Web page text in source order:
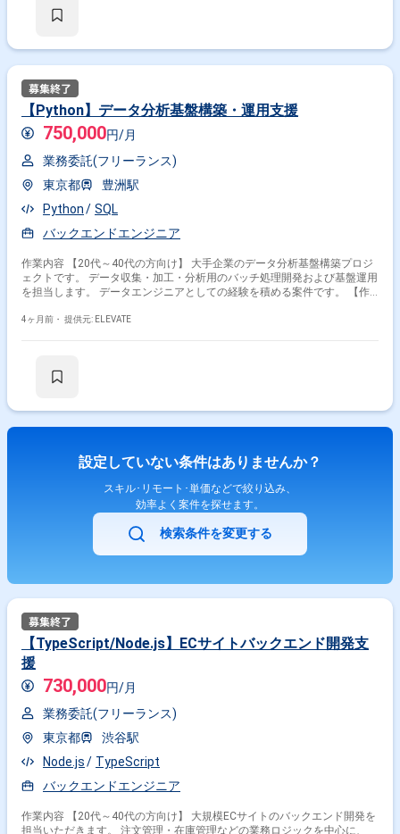
【Python】データ分析基盤構築・運用支援
750,000円/月
業務委託(フリーランス)
東京都
豊洲駅
Python
SQL
バックエンドエンジニア
作業内容 【20代～40代の方向け】 大手企業のデータ分析基盤構築プロジ
ェクトです。 データ収集・加工・分析用のバッチ処理開発および基盤運用
を担当します。 データエンジニアとしての経験を積める案件です。 【作
・データ加工・分析支援 ・ログ分析、改善対応 ・ドキュメント作成
4ヶ月前・ 提供元: ELEVATE
設定していない条件はありませんか？
スキル･リモート･単価などで絞り込み、
効率よく案件を探せます。
検索条件を変更する
【TypeScript/Node.js】ECサイトバックエンド開発支
援
730,000円/月
業務委託(フリーランス)
東京都
渋谷駅
Node.js
TypeScript
バックエンドエンジニア
作業内容 【20代～40代の方向け】 大規模ECサイトのバックエンド開発を
担当いただきます。 注文管理・在庫管理などの業務ロジックを中心に、